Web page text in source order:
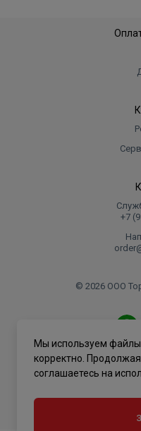
+7
© 2026 ООО
Политика
Мы используем файлы
корректно.
соглашаетесь на